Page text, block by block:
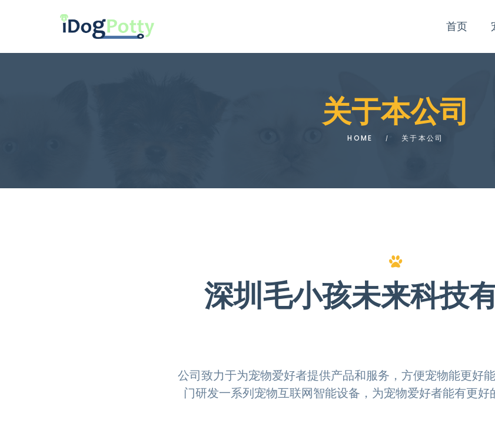
首页
关于本公司
HOME 关于本公司
深圳毛小孩未来科技
公司致力于为宠物爱好者提供产品和服务，方便宠物能更好
门研发一系列宠物互联网智能设备，为宠物爱好者能有更好